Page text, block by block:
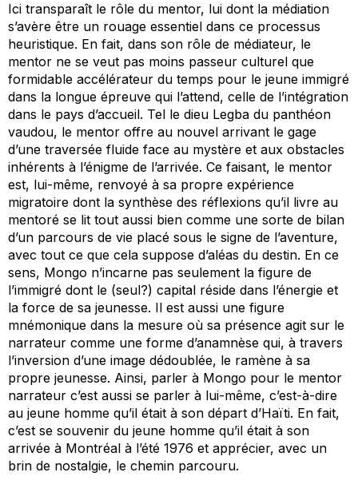
Ici transparaît le rôle du mentor, lui dont la médiation
s’avère être un rouage essentiel dans ce processus
heuristique. En fait, dans son rôle de médiateur, le
mentor ne se veut pas moins passeur culturel que
formidable accélérateur du temps pour le jeune immigré
dans la longue épreuve qui l’attend, celle de l’intégration
dans le pays d’accueil. Tel le dieu Legba du panthéon
vaudou, le mentor offre au nouvel arrivant le gage
d’une traversée fluide face au mystère et aux obstacles
inhérents à l’énigme de l’arrivée. Ce faisant, le mentor
est, lui-même, renvoyé à sa propre expérience
migratoire dont la synthèse des réflexions qu’il livre au
mentoré se lit tout aussi bien comme une sorte de bilan
d’un parcours de vie placé sous le signe de l’aventure,
avec tout ce que cela suppose d’aléas du destin. En ce
sens, Mongo n’incarne pas seulement la figure de
l’immigré dont le (seul?) capital réside dans l’énergie et
la force de sa jeunesse. Il est aussi une figure
mnémonique dans la mesure où sa présence agit sur le
narrateur comme une forme d’anamnèse qui, à travers
l’inversion d’une image dédoublée, le ramène à sa
propre jeunesse. Ainsi, parler à Mongo pour le mentor
narrateur c’est aussi se parler à lui-même, c’est-à-dire
au jeune homme qu’il était à son départ d’Haïti. En fait,
c’est se souvenir du jeune homme qu’il était à son
arrivée à Montréal à l’été 1976 et apprécier, avec un
brin de nostalgie, le chemin parcouru.